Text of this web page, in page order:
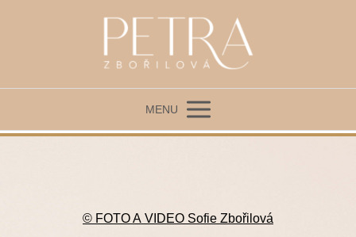
MENU
© FOTO A VIDEO Sofie Zbořilová